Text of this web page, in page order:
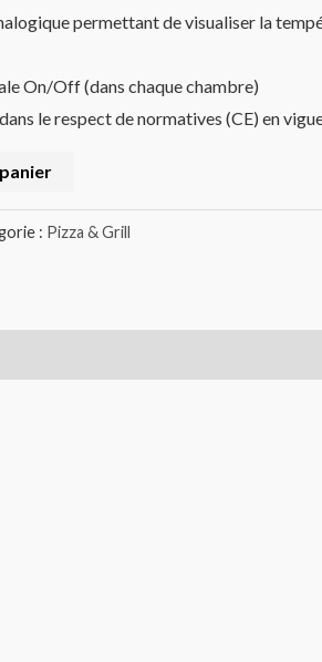
permettant de visualiser la
On/Off (dans chaque chambre)
le respect de normatives (CE) en
: Pizza & Grill